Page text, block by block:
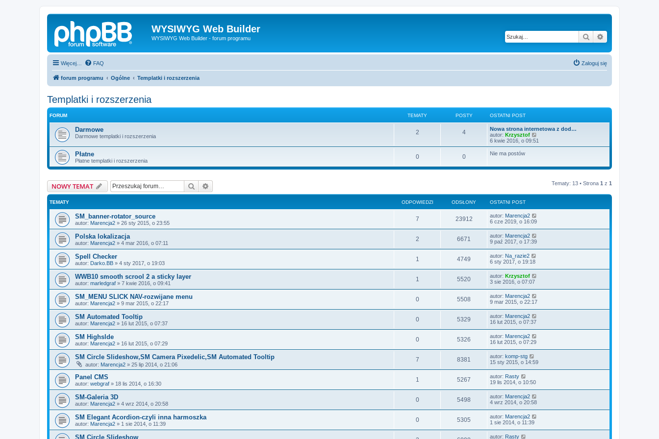
WYSIWYG Web Builder
WYSIWYG Web Builder - forum programu Szukaj
Więcej… FAQ Zaloguj się
forum programu Ogólne Templatki i rozszerzenia
Templatki i rozszerzenia
FORUM TEMATY POSTY OSTATNI POST
Darmowe
Darmowe templatki i rozszerzenia
2 4
Nowa strona internetowa z dod…
autor: Krzysztof
y
ś
t
j
w
y
6 kwie 2016, o 09:51
Płatne
Płatne templatki i rozszerzenia
0 0 Nie ma postów
NOWY TEMAT Szukaj Tematy: 13 • Strona 1 z 1
TEMATY ODPOWIEDZI ODSŁONY OSTATNI POST
SM_banner-rotator_source
autor: Marencja2 » 26 sty 2015, o 23:55
7 23912 autor: Marencja2
6 cze 2019, o 16:09
Polska lokalizacja
autor: Marencja2 » 4 mar 2016, o 07:11
2 6671 autor: Marencja2
9 paź 2017, o 17:39
Spell Checker
autor: Darko.BB » 4 sty 2017, o 19:03
1 4749 autor: Na_razie2
6 sty 2017, o 19:18
WWB10 smooth scrool 2 a sticky layer
autor: marledgraf » 7 kwie 2016, o 09:41
1 5520 autor: Krzysztof
3 sie 2016, o 07:07
SM_MENU SLICK NAV-rozwijane menu
autor: Marencja2 » 9 mar 2015, o 22:17
0 5508 autor: Marencja2
9 mar 2015, o 22:17
SM Automated Tooltip
autor: Marencja2 » 16 lut 2015, o 07:37
0 5329 autor: Marencja2
16 lut 2015, o 07:37
SM Highslde
autor: Marencja2 » 16 lut 2015, o 07:29
0 5326 autor: Marencja2
16 lut 2015, o 07:29
SM Circle Slideshow,SM Camera Pixedelic,SM Automated Tooltip
autor: Marencja2 » 25 lip 2014, o 21:06
7 8381 autor: komp-stg
15 sty 2015, o 14:59
Panel CMS
autor: webgraf » 18 lis 2014, o 16:30
1 5267 autor: Rasty
19 lis 2014, o 10:50
SM-Galeria 3D
autor: Marencja2 » 4 wrz 2014, o 20:58
0 5498 autor: Marencja2
4 wrz 2014, o 20:58
SM Elegant Acordion-czyli inna harmoszka
autor: Marencja2 » 1 sie 2014, o 11:39
0 5305 autor: Marencja2
1 sie 2014, o 11:39
SM Circle Slideshow autor: Rasty